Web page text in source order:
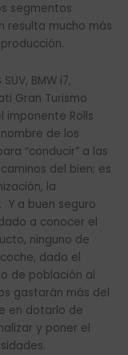
segmentos
resulta mucho más
BMW i7,
Gran Turismo
imponente Rolls
de los
“conducir” a las
del bien; es
la
Y a buen seguro
a conocer el
ninguno de
dado el
de población al
gastarán más del
en dotarlo de
y poner el